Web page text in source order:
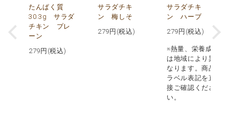
たんぱく質
30.3g サラダ
チキン プレ
ーン
279 円(税込)
サラダチキ
ン 梅しそ
279 円(税込)
サラダチキ
ン ハーブ
279 円(税込)
※熱量、栄養成分
は地域により異
なります。商品
ラベル表記を直
接ご確認くださ
い。